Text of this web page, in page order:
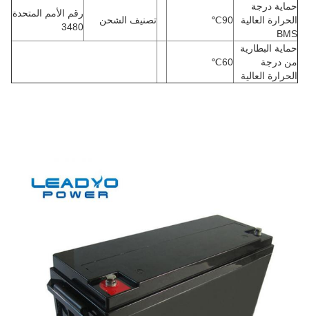
حماية درجة
الحرارة العالية
BMS
90
℃ تصنيف الشحن
رقم الأمم المتحدة
3480
حماية البطارية
من درجة
الحرارة العالية
60
℃